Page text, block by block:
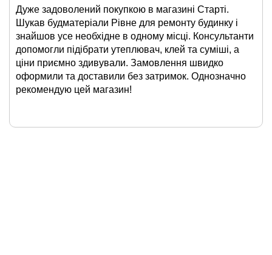
Дуже задоволений покупкою в магазині Старті.
Шукав будматеріали Рівне для ремонту будинку і
знайшов усе необхідне в одному місці. Консультанти
допомогли підібрати утеплювач, клей та суміші, а
ціни приємно здивували. Замовлення швидко
оформили та доставили без затримок. Однозначно
рекомендую цей магазин!